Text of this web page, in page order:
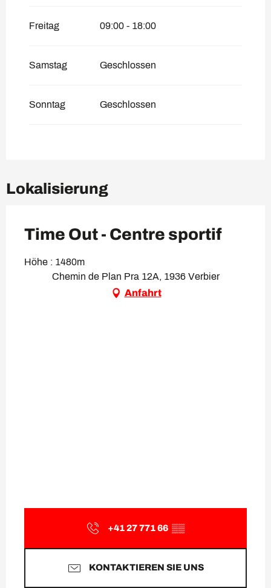
Freitag 09:00 - 18:00
Samstag Geschlossen
Sonntag Geschlossen
Lokalisierung
Time Out - Centre sportif
Höhe : 1480m
Chemin de Plan Pra 12A, 1936 Verbier
Anfahrt
+41 27 771 66 ▒▒
KONTAKTIEREN SIE UNS